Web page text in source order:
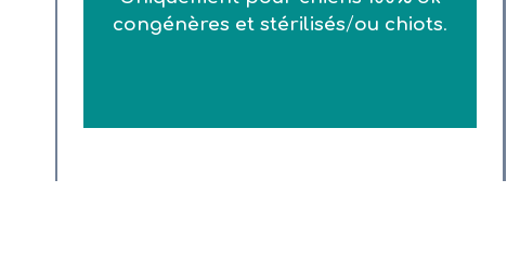
congénères et stérilisés/ou chiots.